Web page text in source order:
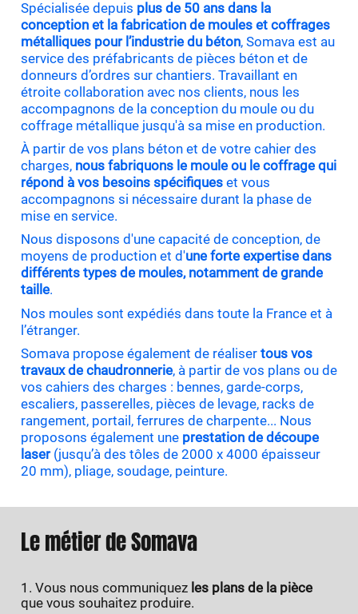
Spécialisée depuis plus de 50 ans dans la
conception et la fabrication de moules et coffrages
métalliques pour l’industrie du béton, Somava est au
service des préfabricants de pièces béton et de
donneurs d’ordres sur chantiers. Travaillant en
étroite collaboration avec nos clients, nous les
accompagnons de la conception du moule ou du
coffrage métallique jusqu'à sa mise en production.
À partir de vos plans béton et de votre cahier des
charges, nous fabriquons le moule ou le coffrage qui
répond à vos besoins spécifiqueset vous
accompagnons si nécessaire durant la phase de
mise en service.
Nous disposons d'une capacité de conception, de
moyens de production et d'une forte expertise dans
différents types de moules, notamment de grande
taille.
Nos moules sont expédiés dans toute la France et à
l’étranger.
Somava propose également de réaliser tous vos
travaux de chaudronnerie, à partir de vos plans ou de
vos cahiers des charges : bennes, garde-corps,
escaliers, passerelles, pièces de levage, racks de
rangement, portail, ferrures de charpente... Nous
proposons également une prestation de découpe
laser(jusqu’à des tôles de 2000 x 4000 épaisseur
20 mm), pliage, soudage, peinture.
Le métier de Somava
Vous nous communiquez les plans de la pièce
que vous souhaitez produire.